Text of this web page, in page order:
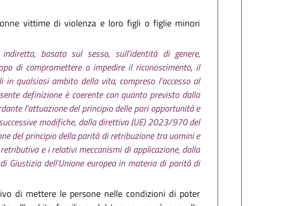
vittime di violenza e loro figli o figlie minori
basata sul sesso, sull’identità di genere,
di compromettere o impedire il riconoscimento, il
qualsiasi ambito della vita, compreso l’accesso al
definizione è coerente con quanto previsto dalla
l'attuazione del principio delle pari opportunità e
modifiche, dalla direttiva (UE) 2023/970 del
del principio della parità di retribuzione tra uomini e
e i relativi meccanismi di applicazione, dalla
Giustizia dell’Unione europea in materia di parità di
di mettere le persone nelle condizioni di poter